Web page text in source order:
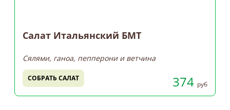
Салат Итальянский БМТ
Сялями, ганоа, пепперони и ветчина
СОБРАТЬ САЛАТ 374 руб